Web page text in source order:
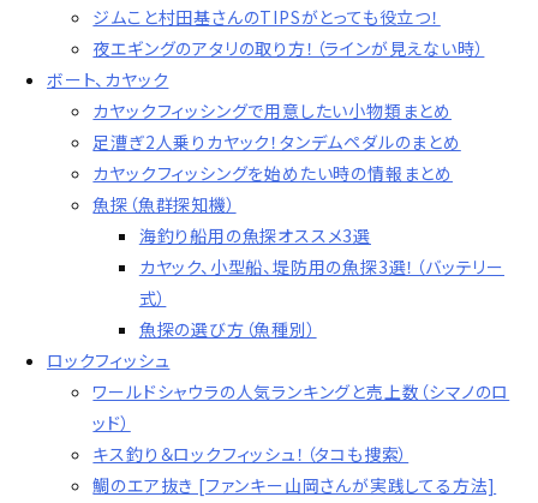
ジムこと村田基さんのTIPSがとっても役立つ！
夜エギングのアタリの取り方！（ラインが見えない時）
ボート、カヤック
カヤックフィッシングで用意したい小物類まとめ
足漕ぎ2人乗りカヤック！タンデムペダルのまとめ
カヤックフィッシングを始めたい時の情報まとめ
魚探（魚群探知機）
海釣り船用の魚探オススメ3選
カヤック、小型船、堤防用の魚探3選！（バッテリー
式）
魚探の選び方（魚種別）
ロックフィッシュ
ワールドシャウラの人気ランキングと売上数（シマノのロ
ッド）
キス釣り＆ロックフィッシュ！（タコも捜索）
鯛のエア抜き [ファンキー山岡さんが実践してる方法]